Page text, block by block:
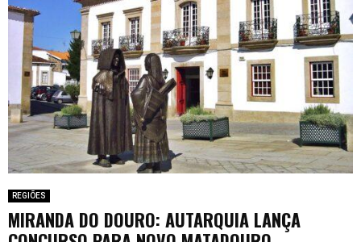
REGIÕES
MIRANDA DO DOURO: AUTARQUIA LANÇA